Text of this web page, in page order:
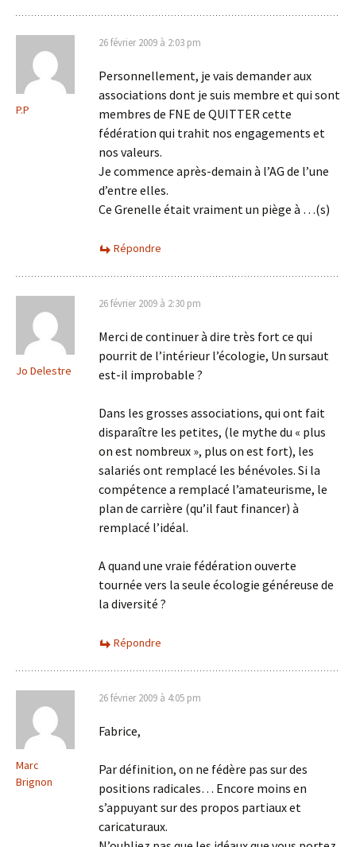
P.P
26 février 2009 à 2:03 pm
Personnellement, je vais demander aux
associations dont je suis membre et qui sont
membres de FNE de QUITTER cette
fédération qui trahit nos engagements et
nos valeurs.
Je commence après-demain à l’AG de l’une
d’entre elles.
Ce Grenelle était vraiment un piège à …(s)
Répondre
Jo Delestre
26 février 2009 à 2:30 pm
Merci de continuer à dire très fort ce qui
pourrit de l’intérieur l’écologie, Un sursaut
est-il improbable ?
Dans les grosses associations, qui ont fait
disparaître les petites, (le mythe du « plus
on est nombreux », plus on est fort), les
salariés ont remplacé les bénévoles. Si la
compétence a remplacé l’amateurisme, le
plan de carrière (qu’il faut financer) à
remplacé l’idéal.
A quand une vraie fédération ouverte
tournée vers la seule écologie généreuse de
la diversité ?
Répondre
Marc
Brignon
26 février 2009 à 4:05 pm
Fabrice,
Par définition, on ne fédère pas sur des
positions radicales… Encore moins en
s’appuyant sur des propos partiaux et
caricaturaux.